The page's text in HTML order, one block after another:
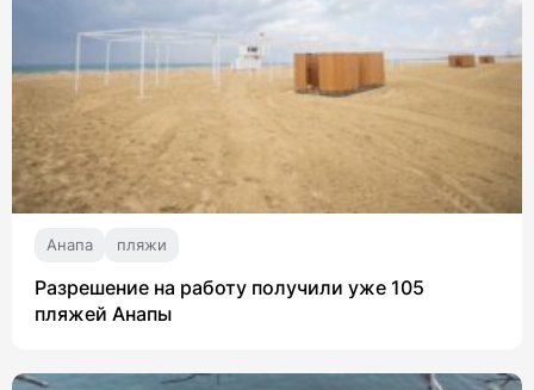
Анапа пляжи
Разрешение на работу получили уже 105
пляжей Анапы